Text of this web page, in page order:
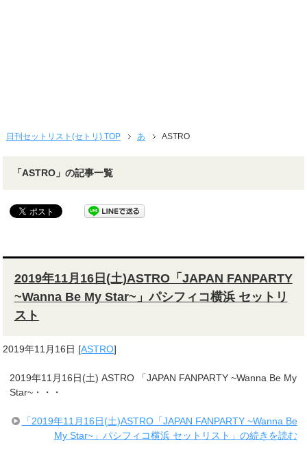
日刊セットリスト(セトリ) TOP あ ASTRO
「ASTRO」の記事一覧
2019年11月16日(土)ASTRO「JAPAN FANPARTY
~Wanna Be My Star~」パシフィコ横浜 セットリ
スト
2019年11月16日 [ASTRO]
2019年11月16日(土) ASTRO 「JAPAN FANPARTY ~Wanna Be My
Star~・・・
「2019年11月16日(土)ASTRO「JAPAN FANPARTY ~Wanna Be
My Star~」パシフィコ横浜 セットリスト」の続きを読む